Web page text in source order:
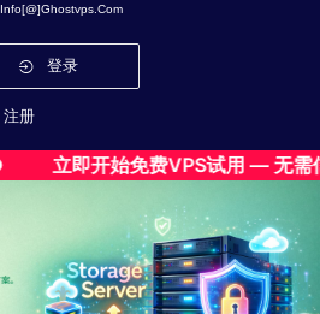
Info[@]ghostvps.com
登录
注册
立即开始免费VPS试用 — 无需信